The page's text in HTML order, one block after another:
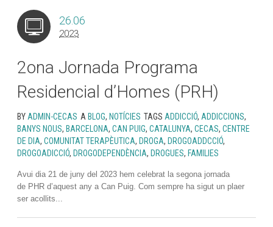
26.06
2023
2ona Jornada Programa
Residencial d’Homes (PRH)
BY ADMIN-CECAS A BLOG, NOTÍCIES TAGS ADDICCIÓ, ADDICCIONS,
BANYS NOUS, BARCELONA, CAN PUIG, CATALUNYA, CECAS, CENTRE
DE DIA, COMUNITAT TERAPÈUTICA, DROGA, DROGOADDCCIÓ,
DROGOADICCIÓ, DROGODEPENDÈNCIA, DROGUES, FAMILIES
Avui dia 21 de juny del 2023 hem celebrat la segona jornada
de PHR d’aquest any a Can Puig. Com sempre ha sigut un plaer
ser acollits...